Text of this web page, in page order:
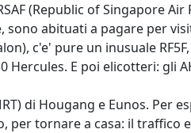
(Republic of Singapore
sono abituati a pagare per
c'e' pure un inusuale
E poi elicotteri: gli
di Hougang e Eunos. Per
per tornare a casa: il traffico